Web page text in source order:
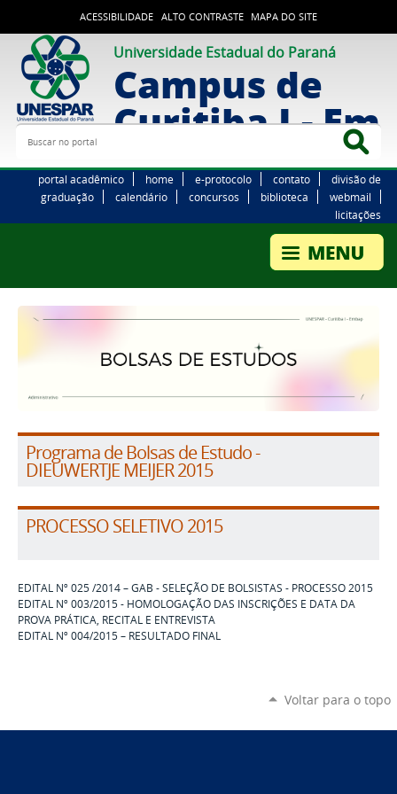
ACESSIBILIDADE ALTO CONTRASTE MAPA DO SITE
Universidade Estadual do Paraná
Campus de
Curitiba I -
Buscar no portal
portal acadêmico home e-protocolo contato
divisão de
graduação
calendário concursos biblioteca
webmail
licitações
Programa de Bolsas de Estudo -
DIEUWERTJE MEIJER 2015
PROCESSO SELETIVO 2015
EDITAL Nº 025 /2014 – GAB - SELEÇÃO DE BOLSISTAS - PROCESSO 2015
EDITAL Nº 003/2015 - HOMOLOGAÇÃO DAS INSCRIÇÕES E DATA DA
PROVA PRÁTICA, RECITAL E ENTREVISTA
EDITAL Nº 004/2015 – RESULTADO FINAL
Voltar para o topo